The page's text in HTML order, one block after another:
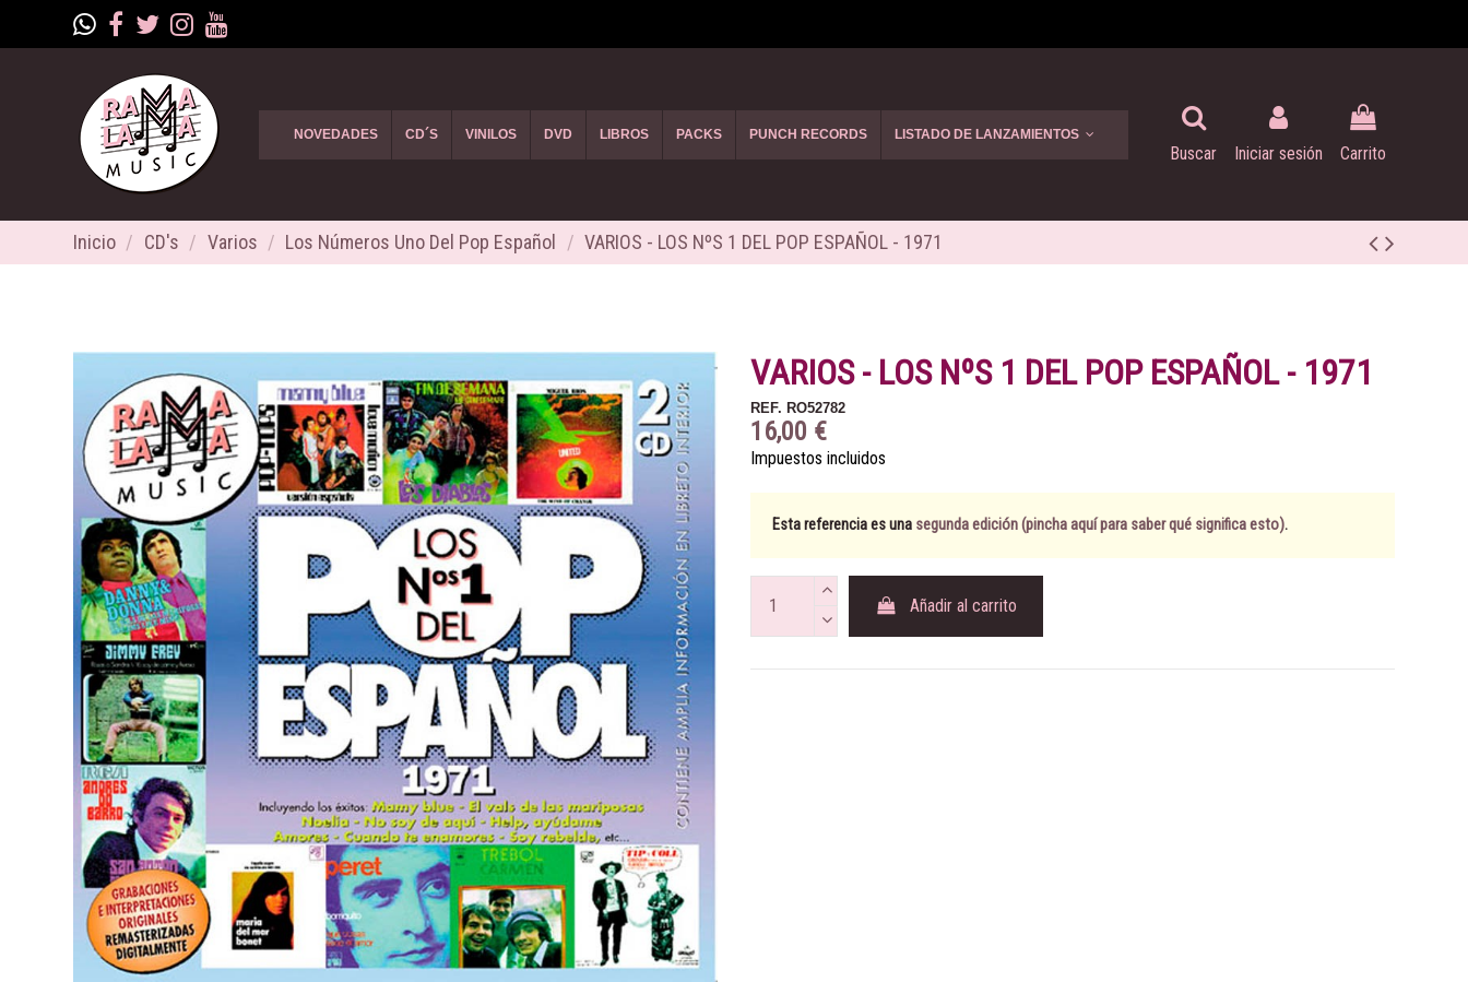
NOVEDADES CD´S VINILOS DVD LIBROS PACKS PUNCH RECORDS LISTADO DE LANZAMIENTOS
Buscar Iniciar sesión Carrito
Inicio CD's Varios Los Números Uno Del Pop Español VARIOS - LOS NºS 1 DEL POP ESPAÑOL - 1971
VARIOS - LOS NºS 1 DEL POP ESPAÑOL - 1971
REF. RO52782
16,00 €
Impuestos incluidos
Esta referencia es una segunda edición (pincha aquí para saber qué significa esto).
Añadir al carrito